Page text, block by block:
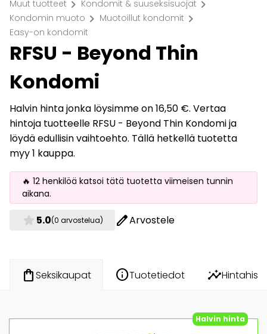
Muut tuotteet chevron_right Kondomit & suuseksisuojat chevron_right
Kondomin muoto chevron_right Muotoillut kondomit chevron_right
Easy-on kondomit
RFSU - Beyond Thin
Kondomi
Halvin hinta jonka löysimme on 16,50 €. Vertaa
hintoja tuotteelle RFSU - Beyond Thin Kondomi ja
löydä edullisin vaihtoehto. Tällä hetkellä tuotetta
myy 1 kauppa.
🔥 12 henkilöä katsoi tätä tuotetta viimeisen tunnin
aikana.
star 5.0(0 arvostelua) editArvostele
shopping_bagSeksikaupat infoTuotetiedot insights
Halvin hinta